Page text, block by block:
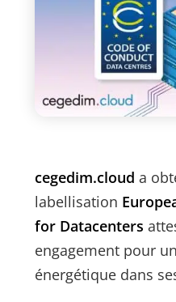
cegedim.cloud a
labellisation
for Datacenters
engagement pour
énergétique dans